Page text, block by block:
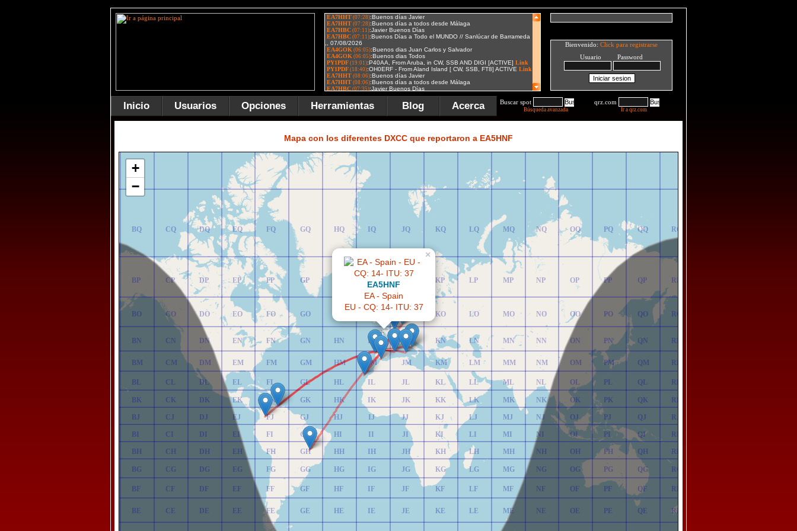
Bienvenido: Click para registrarse
Usuario Password
Inicio Usuarios Opciones Herramientas Blog Acerca Buscar spot
Búsqueda avanzada
qrz.com
Ir a qrz.com
Mapa con los diferentes DXCC que reportaron a EA5HNF
BE
BF
BG
BH
BI
BJ
BK
BL
BM
BN
BO
BP
BQ
BR
CE
CF
CG
CH
CI
CJ
CK
CL
CM
CN
CO
CP
CQ
CR
DE
DF
DG
DH
DI
DJ
DK
DL
DM
DN
DO
DP
DQ
DR
EE
EF
EG
EH
EI
EJ
EK
EL
EM
EN
EO
EP
EQ
ER
FE
FF
FG
FH
FI
FJ
FK
FL
FM
FN
FO
FP
FQ
FR
GE
GF
GG
GH
GI
GJ
GK
GL
GM
GN
GO
GP
GQ
GR
HE
HF
HG
HH
HI
HJ
HK
HL
HM
HN
HQ
HR
IE
IF
IG
IH
II
IJ
IK
IL
IM
IN
IO
IP
IQ
IR
JE
JF
JG
JH
JI
JJ
JK
JL
JM
JN
JQ
JR
KE
KF
KG
KH
KI
KJ
KK
KL
KM
KN
KO
KP
KQ
KR
LE
LF
LG
LH
LI
LJ
LK
LL
LM
LN
LO
LP
LQ
LR
ME
MF
MG
MH
MI
MJ
MK
ML
MM
MN
MO
MP
MQ
MR
NE
NF
NG
NH
NI
NJ
NK
NL
NM
NN
NO
NP
NQ
NR
OE
OF
OG
OH
OI
OJ
OK
OL
OM
ON
OO
OP
OQ
OR
PE
PF
PG
PH
PI
PJ
PK
PL
PM
PN
PO
PP
PQ
PR
QE
QF
QG
QH
QI
QJ
QK
QL
QM
QN
QO
QP
QQ
QR
RE
RF
RG
RH
RI
RJ
RK
RL
RM
RN
RO
RP
RQ
RR
EA5HNF
EA - Spain
EU - CQ: 14- ITU: 37
×
+
−